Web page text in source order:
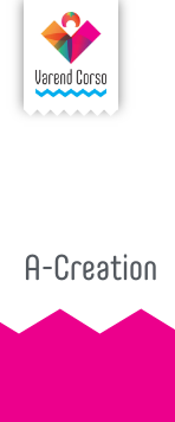
A-Creation